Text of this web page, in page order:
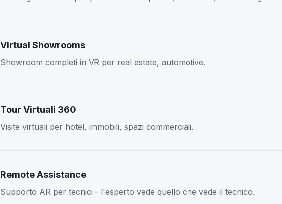
Virtual Showrooms
Showroom completi in VR per real estate, automotive.
Tour Virtuali 360
Visite virtuali per hotel, immobili, spazi commerciali.
Remote Assistance
Supporto AR per tecnici - l'esperto vede quello che vede il tecnico.